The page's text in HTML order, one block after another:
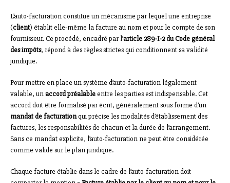
L’auto-facturation constitue un mécanisme par lequel une entreprise
(client) établit elle-même la facture au nom et pour le compte de son
fournisseur. Ce procédé, encadré par l’article 289-I-2 du Code général
des impôts, répond à des règles strictes qui conditionnent sa validité
juridique.
Pour mettre en place un système d’auto-facturation légalement
valable, unaccord préalableentre les parties est indispensable. Cet
accord doit être formalisé par écrit, généralement sous forme d’un
mandat de facturationqui précise les modalités d’établissement des
factures, les responsabilités de chacun et la durée de l’arrangement.
Sans ce mandat explicite, l’auto-facturation ne peut être considérée
comme valide sur le plan juridique.
Chaque facture établie dans le cadre de l’auto-facturation doit